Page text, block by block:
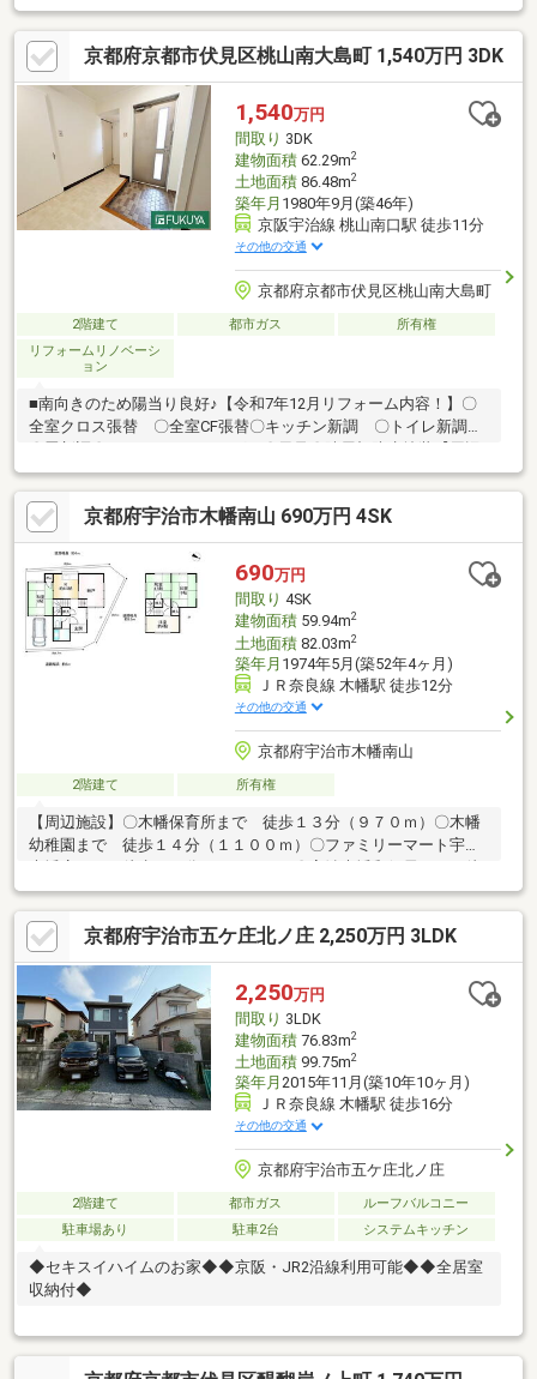
イレブン桃山町因幡店まで 徒歩１７分（１２９０ ｍ）〇フレ
スコ桃山南口店まで 徒歩６分（４６０ｍ）〇ドラッグユタカ桃
山南店まで 徒歩５分（３８０ｍ）〇京都桃山南口郵便局まで
徒歩１０分（７６０ｍ）〇京都信用金庫南桃山支店まで 徒歩７
分（５００ｍ）☆周辺施設も充実♪
京都府京都市伏見区桃山南大島町 1,540万円 3DK
1,540万円
間取り 3DK
建物面積62.29m2
土地面積86.48m2
築年月 1980年9月(築46年)
京阪宇治線 桃山南口駅 徒歩11分
その他の交通
京都府京都市伏見区桃山南大島町
2階建て 都市ガス
所有権
リフォームリノベーシ
ョン
■南向きのため陽当り良好♪【令和7年12月リフォーム内容！】〇
全室クロス張替 〇全室CF張替〇キッチン新調 〇トイレ新調
〇畳新調〇ハウスクリーニング 〇風呂〇陸屋根防水塗装【周辺
施設】〇みぎわ保育園まで 徒歩４分（３１０ｍ）〇フレスコ桃
山南口店まで 徒歩８分（６４０ｍ）〇ファミリーマート伏見桃
山南店まで 徒歩２分（１５０ｍ）〇セブンイレブン伏見桃山南
口店まで 徒歩１２分（９３０ｍ）〇ドラッグユタカ桃山南店ま
で 徒歩８分（６１０ｍ）〇京都桃山南口郵便局まで 徒歩１２
分（９５０ｍ）〇京都信用金庫南桃山支店まで 徒歩９分（６８
０ｍ）☆周辺施設も充実♪
京都府宇治市木幡南山 690万円 4SK
690万円
間取り 4SK
建物面積59.94m2
土地面積82.03m2
築年月 1974年5月(築52年4ヶ月)
ＪＲ奈良線 木幡駅 徒歩12分
その他の交通
京都府宇治市木幡南山
2階建て 所有権
【周辺施設】〇木幡保育所まで 徒歩１３分（９７０ｍ）〇木幡
幼稚園まで 徒歩１４分（１１００ｍ）〇ファミリーマート宇治
歩１４分（１１００ｍ）〇ドラッグユタカ宇治木幡南店まで 徒
歩１４分（１０７０ｍ）〇フレンドマート御蔵山店まで 徒歩１
５分（１２００ｍ）〇京都中央信用金庫黄檗支店まで 徒歩１７
分（１３００ｍ）☆周辺施設も充実♪
京都府宇治市五ケ庄北ノ庄 2,250万円 3LDK
2,250万円
間取り 3LDK
建物面積76.83m2
土地面積99.75m2
築年月 2015年11月(築10年10ヶ月)
ＪＲ奈良線 木幡駅 徒歩16分
その他の交通
京都府宇治市五ケ庄北ノ庄
2階建て 都市ガス
ルーフバルコニー
駐車場あり
駐車2台 システムキッチン
◆セキスイハイムのお家◆◆京阪・JR2沿線利用可能◆◆全居室
収納付◆